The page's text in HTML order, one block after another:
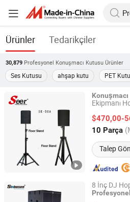
Ürünler Tedarikçiler
30,879 Profesyonel Konuşmacı Kutusu Ürünler
Ses Kutusu ahşap kutu PET
Konuşmacı
Ekipmanı
$470,00-
10 Parça
Talep
Guangzhou Seer Audio Co., Ltd.
Guangdong, China
8 İnç DJ
Profesyonel
Guangzhou Xinbaosheng Audio